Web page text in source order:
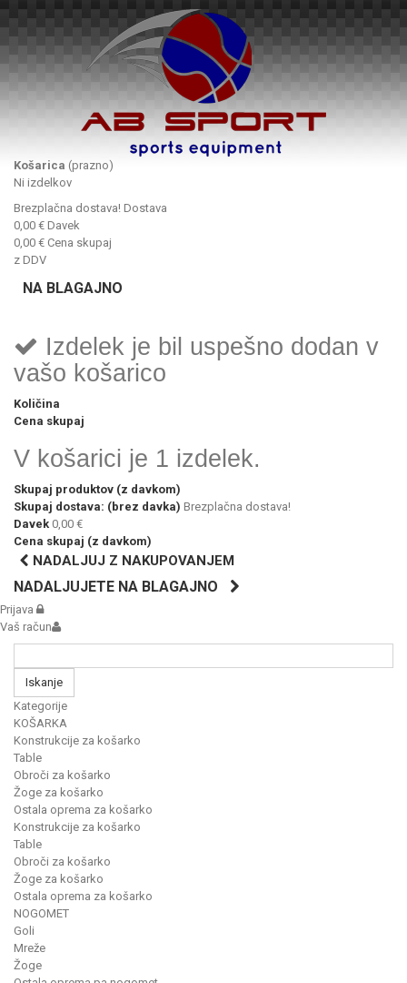
Košarica (prazno)
Ni izdelkov
Brezplačna dostava! Dostava
0,00 € Davek
0,00 € Cena skupaj
z DDV
NA BLAGAJNO
Izdelek je bil uspešno dodan v
vašo košarico
Količina
Cena skupaj
V košarici je 1 izdelek.
Skupaj produktov (z davkom)
Skupaj dostava: (brez davka) Brezplačna dostava!
Davek 0,00 €
Cena skupaj (z davkom)
NADALJUJ Z NAKUPOVANJEM
NADALJUJETE NA BLAGAJNO
Prijava
Vaš račun
Iskanje
Kategorije
KOŠARKA
Konstrukcije za košarko
Table
Obroči za košarko
Žoge za košarko
Ostala oprema za košarko
Konstrukcije za košarko
Table
Obroči za košarko
Žoge za košarko
Ostala oprema za košarko
NOGOMET
Goli
Mreže
Žoge